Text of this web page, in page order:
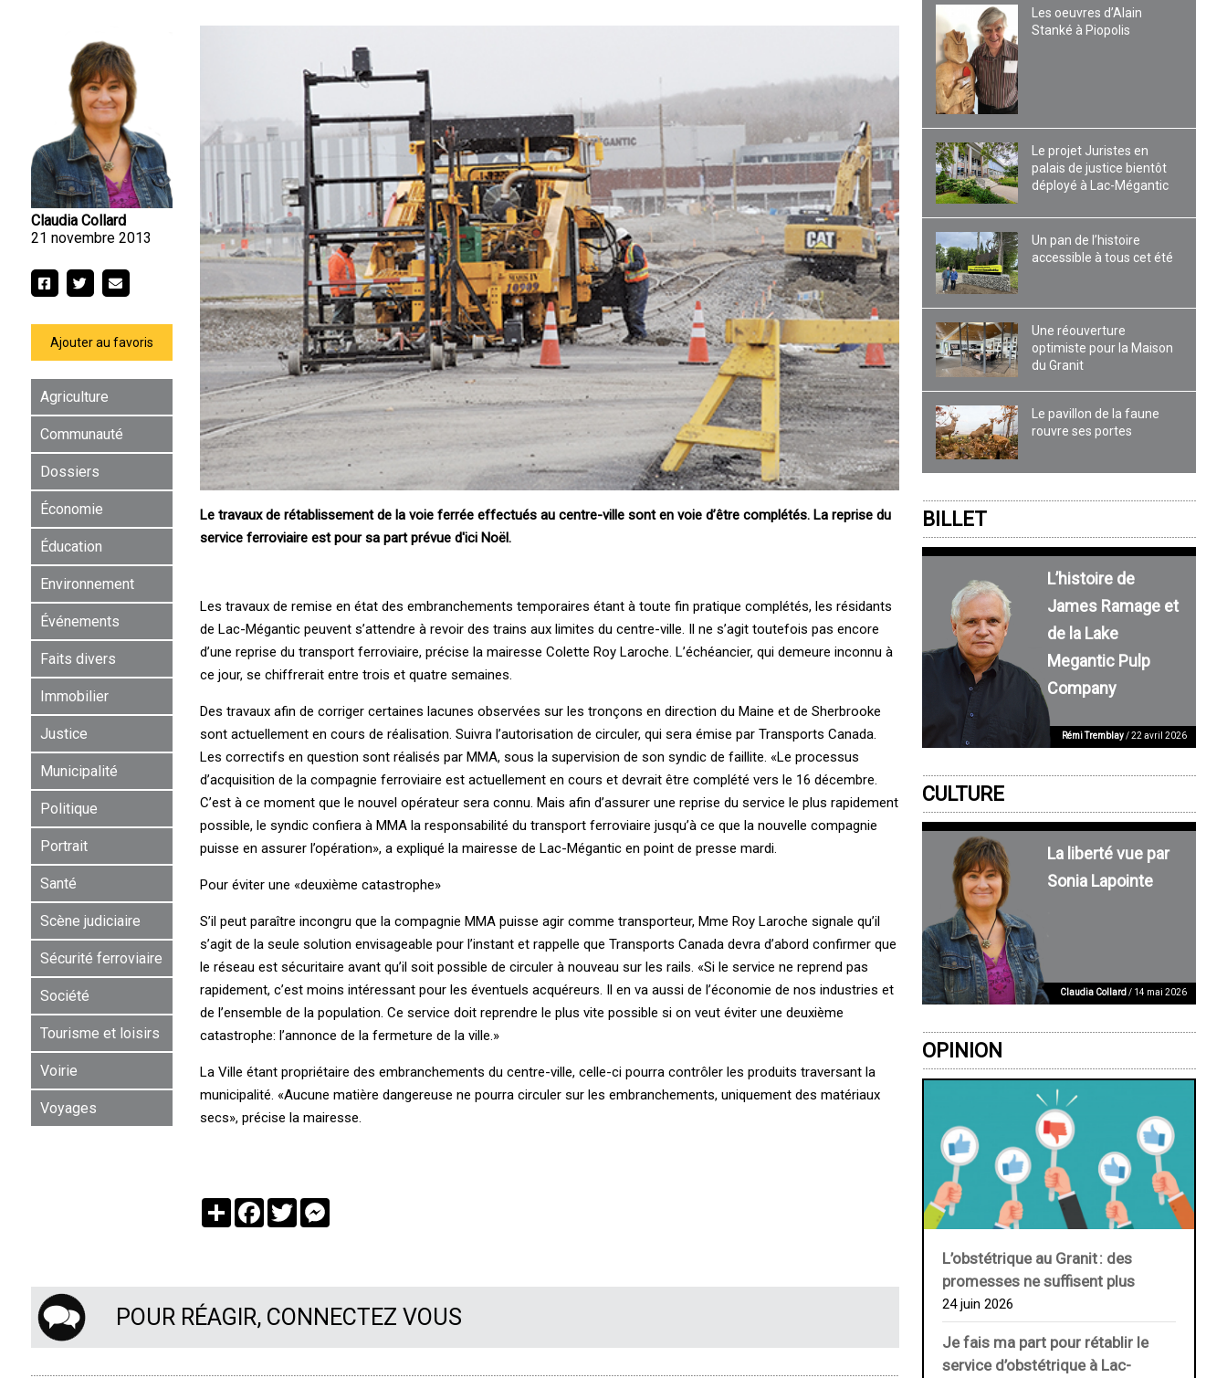
Claudia Collard
21 novembre 2013
Ajouter au favoris
Agriculture
Communauté
Dossiers
Économie
Éducation
Environnement
Événements
Faits divers
Immobilier
Justice
Municipalité
Politique
Portrait
Santé
Scène judiciaire
Sécurité ferroviaire
Société
Tourisme et loisirs
Voirie
Voyages
Le travaux de rétablissement de la voie ferrée effectués au centre-ville sont en voie d’être complétés. La reprise du
service ferroviaire est pour sa part prévue d'ici Noël.
Les travaux de remise en état des embranchements temporaires étant à toute fin pratique complétés, les résidants
de Lac-Mégantic peuvent s’attendre à revoir des trains aux limites du centre-ville. Il ne s’agit toutefois pas encore
d’une reprise du transport ferroviaire, précise la mairesse Colette Roy Laroche. L’échéancier, qui demeure inconnu à
ce jour, se chiffrerait entre trois et quatre semaines.
Des travaux afin de corriger certaines lacunes observées sur les tronçons en direction du Maine et de Sherbrooke
sont actuellement en cours de réalisation. Suivra l’autorisation de circuler, qui sera émise par Transports Canada.
Les correctifs en question sont réalisés par MMA, sous la supervision de son syndic de faillite. «Le processus
d’acquisition de la compagnie ferroviaire est actuellement en cours et devrait être complété vers le 16 décembre.
C’est à ce moment que le nouvel opérateur sera connu. Mais afin d’assurer une reprise du service le plus rapidement
possible, le syndic confiera à MMA la responsabilité du transport ferroviaire jusqu’à ce que la nouvelle compagnie
puisse en assurer l’opération», a expliqué la mairesse de Lac-Mégantic en point de presse mardi.
Pour éviter une «deuxième catastrophe»
S’il peut paraître incongru que la compagnie MMA puisse agir comme transporteur, Mme Roy Laroche signale qu’il
s’agit de la seule solution envisageable pour l’instant et rappelle que Transports Canada devra d’abord confirmer que
le réseau est sécuritaire avant qu’il soit possible de circuler à nouveau sur les rails. «Si le service ne reprend pas
rapidement, c’est moins intéressant pour les éventuels acquéreurs. Il en va aussi de l’économie de nos industries et
de l’ensemble de la population. Ce service doit reprendre le plus vite possible si on veut éviter une deuxième
catastrophe: l’annonce de la fermeture de la ville.»
La Ville étant propriétaire des embranchements du centre-ville, celle-ci pourra contrôler les produits traversant la
municipalité. «Aucune matière dangereuse ne pourra circuler sur les embranchements, uniquement des matériaux
secs», précise la mairesse.
PartagerFacebook
TwitterMessenger
POUR RÉAGIR, CONNECTEZ VOUS
Les oeuvres d’Alain
Stanké à Piopolis
Le projet Juristes en
palais de justice bientôt
déployé à Lac-Mégantic
Un pan de l’histoire
accessible à tous cet été
Une réouverture
optimiste pour la Maison
du Granit
Le pavillon de la faune
rouvre ses portes
BILLET
L’histoire de
James Ramage et
de la Lake
Megantic Pulp
Company
Rémi Tremblay/ 22 avril 2026
CULTURE
La liberté vue par
Sonia Lapointe
Claudia Collard/ 14 mai 2026
OPINION
L’obstétrique au ­Granit : des
promesses ne suffisent plus
24 juin 2026
Je fais ma part pour rétablir le
service d’obstétrique à Lac-